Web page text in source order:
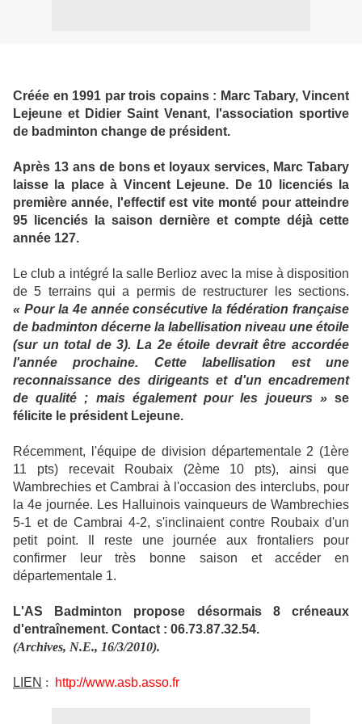
Créée en 1991 par trois copains : Marc Tabary, Vincent
Lejeune et Didier Saint Venant, l'association sportive
de badminton change de président.
Après 13 ans de bons et loyaux services, Marc Tabary
laisse la place à Vincent Lejeune. De 10 licenciés la
première année, l'effectif est vite monté pour atteindre
95 licenciés la saison dernière et compte déjà cette
année 127.
Le club a intégré la salle Berlioz avec la mise à disposition
de 5 terrains qui a permis de restructurer les sections.
« Pour la 4e année consécutive la fédération française
de badminton décerne la labellisation niveau une étoile
(sur un total de 3). La 2e étoile devrait être accordée
l'année prochaine. Cette labellisation est une
reconnaissance des dirigeants et d'un encadrement
de qualité ; mais également pour les joueurs » se
félicite le président Lejeune.
Récemment, l'équipe de division départementale 2 (1ère
11 pts) recevait Roubaix (2ème 10 pts), ainsi que
Wambrechies et Cambrai à l'occasion des interclubs, pour
la 4e journée. Les Halluinois vainqueurs de Wambrechies
5-1 et de Cambrai 4-2, s'inclinaient contre Roubaix d'un
petit point. Il reste une journée aux frontaliers pour
confirmer leur très bonne saison et accéder en
départementale 1.
L'AS Badminton propose désormais 8 créneaux
d'entraînement. Contact : 06.73.87.32.54.
(Archives, N.E., 16/3/2010).
LIEN : http://www.asb.asso.fr